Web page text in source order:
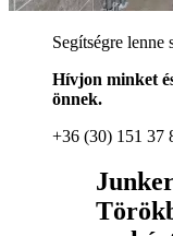
Segítségre lenne
Hívjon minket
önnek.
+36 (30) 151 37